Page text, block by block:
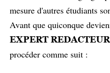
mesure d'autres étudiants
Avant que quiconque
EXPERT
procéder comme suit :